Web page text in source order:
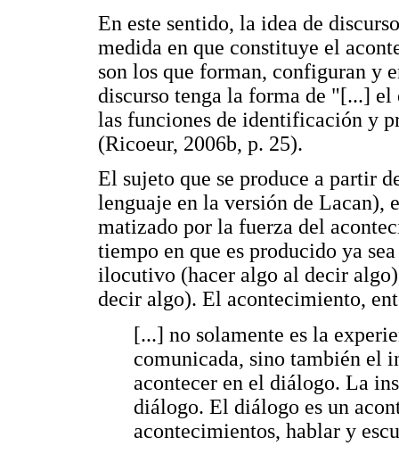
En este sentido, la idea de
medida en que constituye el
son los que forman, configuran y
discurso tenga la forma de "[...]
las funciones de identificación y
(Ricoeur, 2006b, p. 25).
El sujeto que se produce a partir
lenguaje en la versión de Lacan),
matizado por la fuerza del
tiempo en que es producido ya
ilocutivo (hacer algo al decir
decir algo). El acontecimiento,
[...] no solamente es la
comunicada, sino también el
acontecer en el diálogo. La
diálogo. El diálogo es un
acontecimientos, hablar y